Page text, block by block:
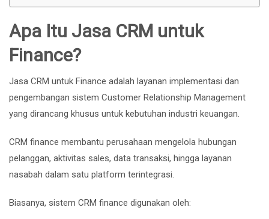
Apa Itu Jasa CRM untuk
Finance?
Jasa CRM untuk Finance adalah layanan implementasi dan
pengembangan sistem Customer Relationship Management
yang dirancang khusus untuk kebutuhan industri keuangan.
CRM finance membantu perusahaan mengelola hubungan
pelanggan, aktivitas sales, data transaksi, hingga layanan
nasabah dalam satu platform terintegrasi.
Biasanya, sistem CRM finance digunakan oleh: